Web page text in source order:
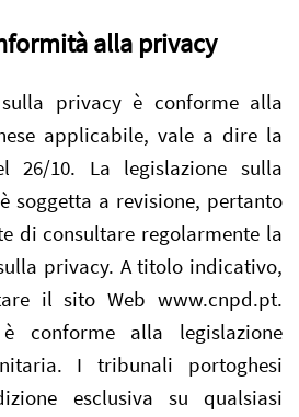
alla privacy
privacy è conforme alla
applicabile, vale a dire la
26/10. La legislazione sulla
soggetta a revisione, pertanto
di consultare regolarmente la
privacy. A titolo indicativo,
il sito Web www.cnpd.pt.
conforme alla legislazione
I tribunali portoghesi
esclusiva su qualsiasi